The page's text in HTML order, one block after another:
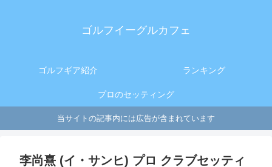
ゴルフイーグルカフェ
ゴルフギア紹介 ランキング
プロのセッティング
当サイトの記事内には広告が含まれています
李尚熹 (イ・サンヒ) プロ クラブセッティ